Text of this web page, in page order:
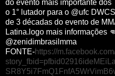
do evento mais importante
o 1° lutador para o @ufc
de 3 décadas do evento de
Latina.logo mais
@zenidimbrasilmma
FONTE-https://